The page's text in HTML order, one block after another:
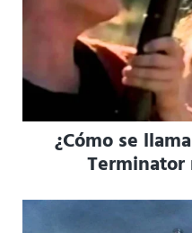
¿Cómo se
Terminator